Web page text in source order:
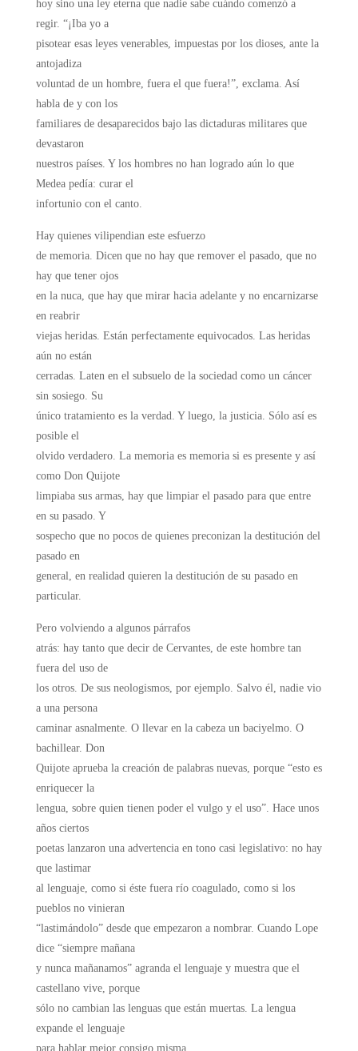
hoy sino una ley eterna que nadie sabe cuándo comenzó a
regir. “¡Iba yo a
pisotear esas leyes venerables, impuestas por los dioses, ante la
antojadiza
voluntad de un hombre, fuera el que fuera!”, exclama. Así
habla de y con los
familiares de desaparecidos bajo las dictaduras militares que
devastaron
nuestros países. Y los hombres no han logrado aún lo que
Medea pedía: curar el
infortunio con el canto.
Hay quienes vilipendian este esfuerzo
de memoria. Dicen que no hay que remover el pasado, que no
hay que tener ojos
en la nuca, que hay que mirar hacia adelante y no encarnizarse
en reabrir
viejas heridas. Están perfectamente equivocados. Las heridas
aún no están
cerradas. Laten en el subsuelo de la sociedad como un cáncer
sin sosiego. Su
único tratamiento es la verdad. Y luego, la justicia. Sólo así es
posible el
olvido verdadero. La memoria es memoria si es presente y así
como Don Quijote
limpiaba sus armas, hay que limpiar el pasado para que entre
en su pasado. Y
sospecho que no pocos de quienes preconizan la destitución del
pasado en
general, en realidad quieren la destitución de su pasado en
particular.
Pero volviendo a algunos párrafos
atrás: hay tanto que decir de Cervantes, de este hombre tan
fuera del uso de
los otros. De sus neologismos, por ejemplo. Salvo él, nadie vio
a una persona
caminar asnalmente. O llevar en la cabeza un baciyelmo. O
bachillear. Don
Quijote aprueba la creación de palabras nuevas, porque “esto es
enriquecer la
lengua, sobre quien tienen poder el vulgo y el uso”. Hace unos
años ciertos
poetas lanzaron una advertencia en tono casi legislativo: no hay
que lastimar
al lenguaje, como si éste fuera río coagulado, como si los
pueblos no vinieran
“lastimándolo” desde que empezaron a nombrar. Cuando Lope
dice “siempre mañana
y nunca mañanamos” agranda el lenguaje y muestra que el
castellano vive, porque
sólo no cambian las lenguas que están muertas. La lengua
expande el lenguaje
para hablar mejor consigo misma.